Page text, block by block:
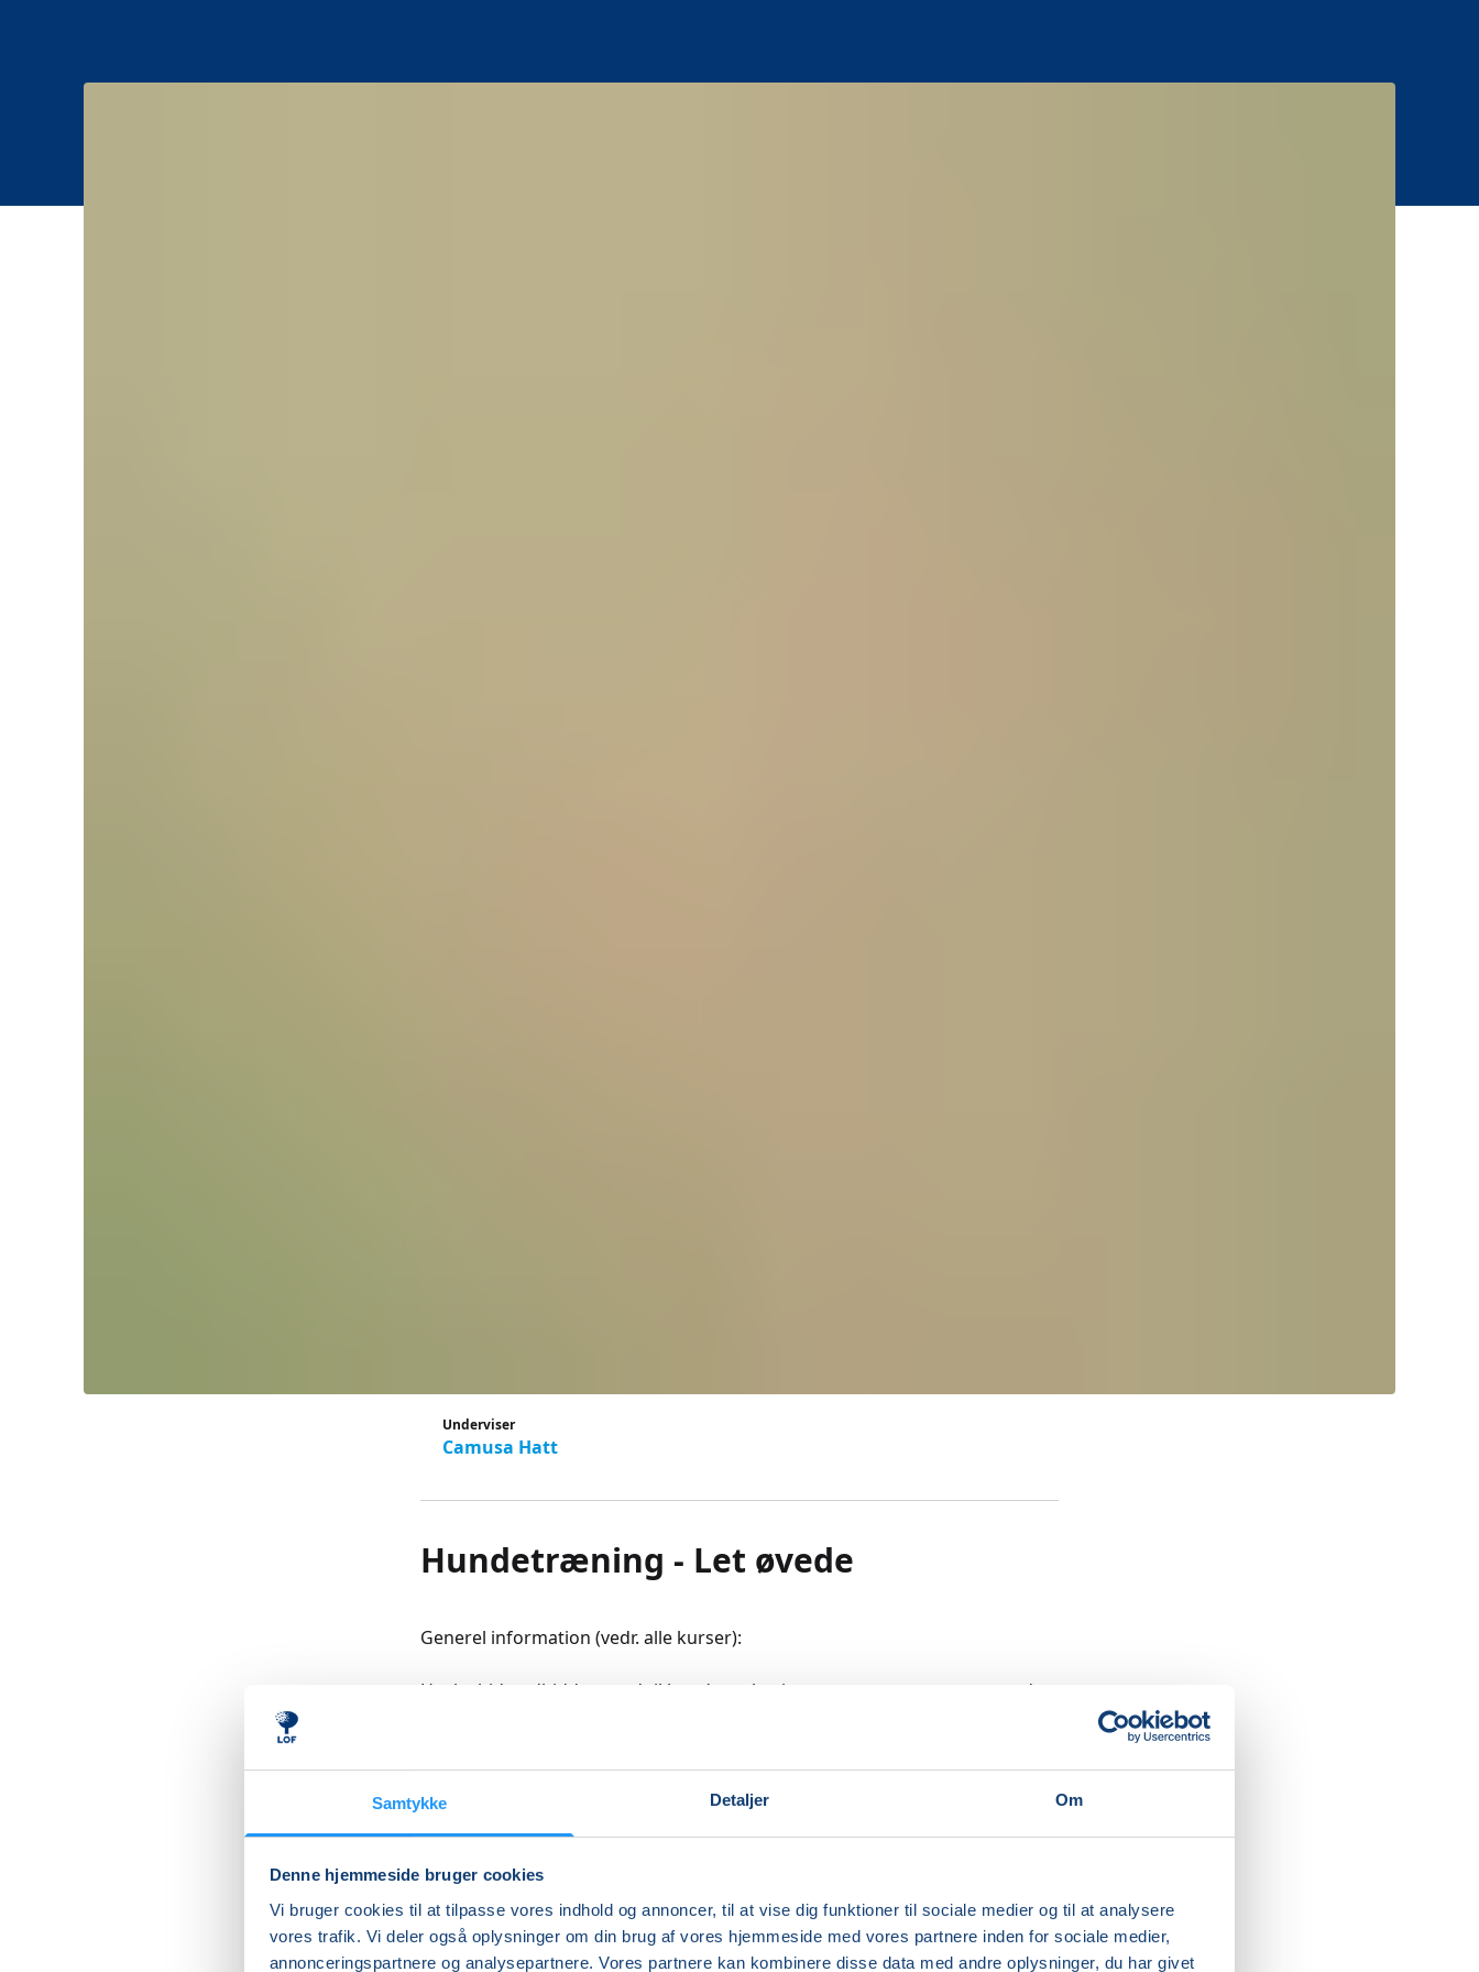
Samtykke Detaljer Om
Denne hjemmeside bruger cookies
Vi bruger cookies til at tilpasse vores indhold og annoncer, til at vise dig funktioner til sociale medier og til at analysere
vores trafik. Vi deler også oplysninger om din brug af vores hjemmeside med vores partnere inden for sociale medier,
annonceringspartnere og analysepartnere. Vores partnere kan kombinere disse data med andre oplysninger, du har givet
Underviser
Camusa Hatt
Hundetræning - Let øvede
Generel information (vedr. alle kurser):
Husk altid godbidder, vand til hunden, plasticposer, og gerne en genstand,
Alle hunde skal møde i snor til træningen (Vi fraråder at træne med flexline).
Når man møder op holdes god afstand til andre hunde.
opstart.
For at undgå unødig uro på kurserne udelukkes tæver i løbetid fra
træningen. Træningsgange, som mistes på grund af løbetid eller skader